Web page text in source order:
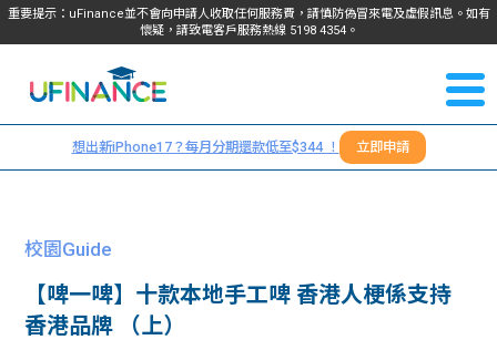
重要提示：uFinance並不會向申請人收取任何服務費，請慎防偽冒來電及虛假訊息。如有
懷疑，請致電客戶服務熱線 5198 4354。
我們
服務
們
＋
想出新iPhone17？每月分期還款低至$344 ！ 立即申請
校園Guide
【啤一啤】十款本地手工啤 香港人梗係支持
香港品牌 （上）